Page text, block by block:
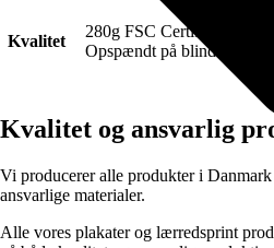
Kvalitet
280g FSC Certificeret Art
Opspændt på blindramme.
Kvalitet og ansvarlig
Vi producerer alle produkter i
ansvarlige materialer.
Alle vores plakater og lærredsprint